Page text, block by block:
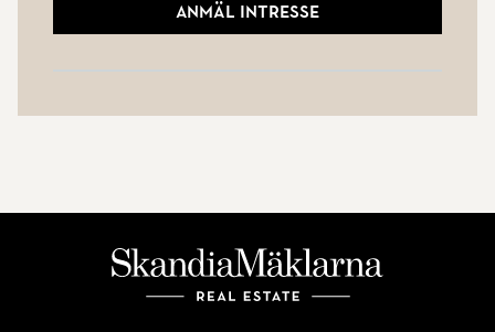
Anmäl intresse